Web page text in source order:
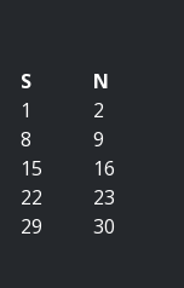
S
N
1
2
8
9
15
16
22
23
29
30